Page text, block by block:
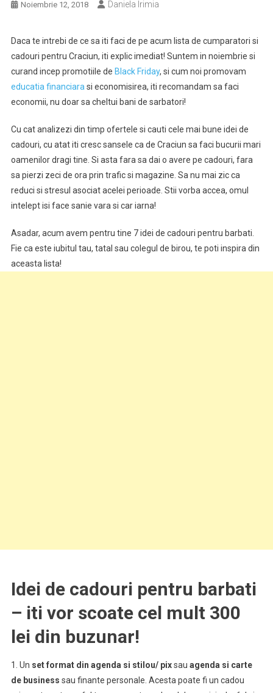
Noiembrie 12, 2018 Daniela Irimia
Daca te intrebi de ce sa iti faci de pe acum lista de cumparatori si
cadouri pentru Craciun, iti explic imediat! Suntem in noiembrie si
curand incep promotiile de Black Friday, si cum noi promovam
educatia financiara si economisirea, iti recomandam sa faci
economii, nu doar sa cheltui bani de sarbatori!
Cu cat analizezi din timp ofertele si cauti cele mai bune idei de
cadouri, cu atat iti cresc sansele ca de Craciun sa faci bucurii mari
oamenilor dragi tine. Si asta fara sa dai o avere pe cadouri, fara
sa pierzi zeci de ora prin trafic si magazine. Sa nu mai zic ca
reduci si stresul asociat acelei perioade. Stii vorba accea, omul
intelept isi face sanie vara si car iarna!
Asadar, acum avem pentru tine 7 idei de cadouri pentru barbati.
Fie ca este iubitul tau, tatal sau colegul de birou, te poti inspira din
aceasta lista!
Idei de cadouri pentru barbati
– iti vor scoate cel mult 300
lei din buzunar!
1. Un set format din agenda si stilou/ pixsau agenda si carte
de business sau finante personale. Acesta poate fi un cadou